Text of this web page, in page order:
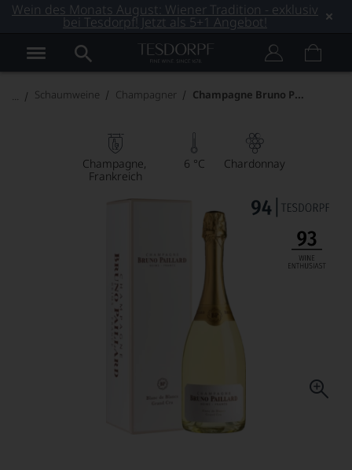
Wein des Monats August: Wiener Tradition - exklusiv
bei Tesdorpf! Jetzt als 5+1 Angebot!
Schaumweine Champagner Champagne Bruno Paillard Blanc de Blancs Grand Cru
Champagne
Frankreich
6 °C Chardonnay